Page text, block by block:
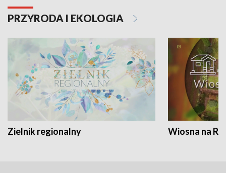
PRZYRODA I EKOLOGIA
Zielnik regionalny Wiosna na